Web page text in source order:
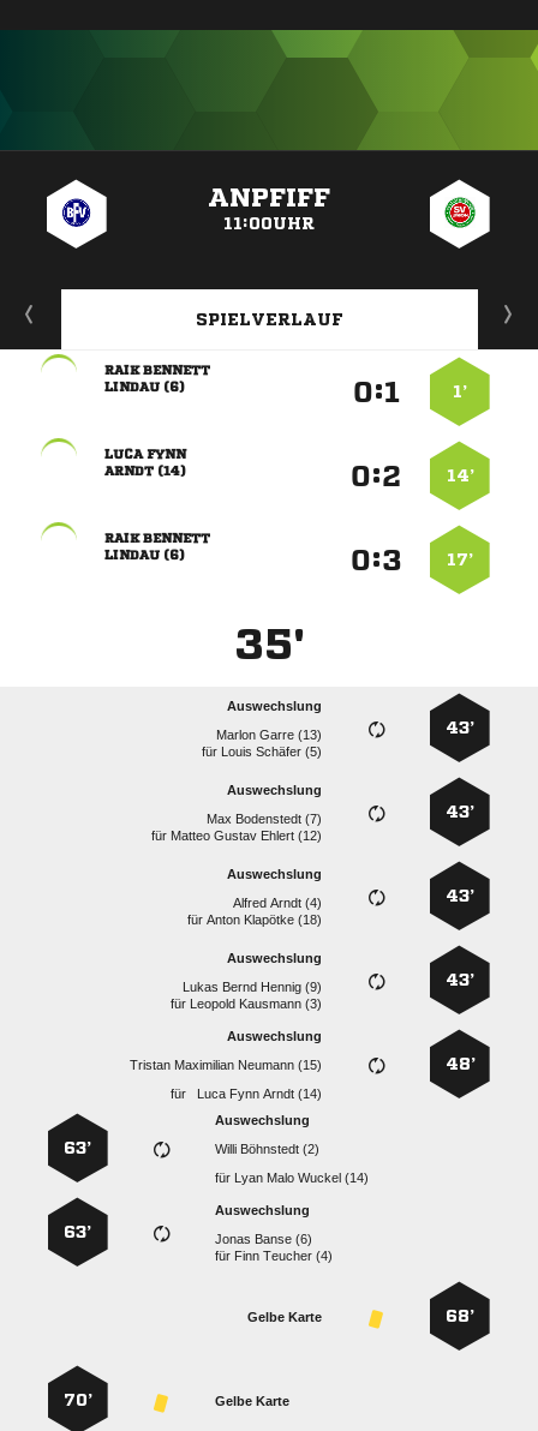
ANPFIFF
11:00UHR
SPIELVERLAUF
1’
:
 
 
14’
:
 
 
17’
:
 
 
35'
43’
Auswechslung
  
für   
43’
Auswechslung
  
für    
43’
Auswechslung
  
für  
43’
Auswechslung
   
für   
48’
Auswechslung
   
für
   
Auswechslung
  
für    
63’
Auswechslung
  
für   
63’
68’
Gelbe Karte
Gelbe Karte
70’